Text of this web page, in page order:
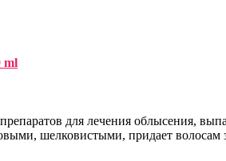
ml
для лечения облысения,
шелковистыми, придает волосам